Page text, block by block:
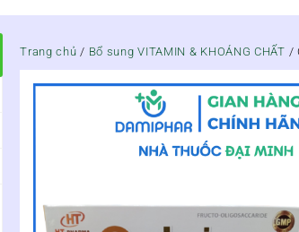
Trang chủ / Bổ sung VITAMIN & KHOÁNG CHẤT /